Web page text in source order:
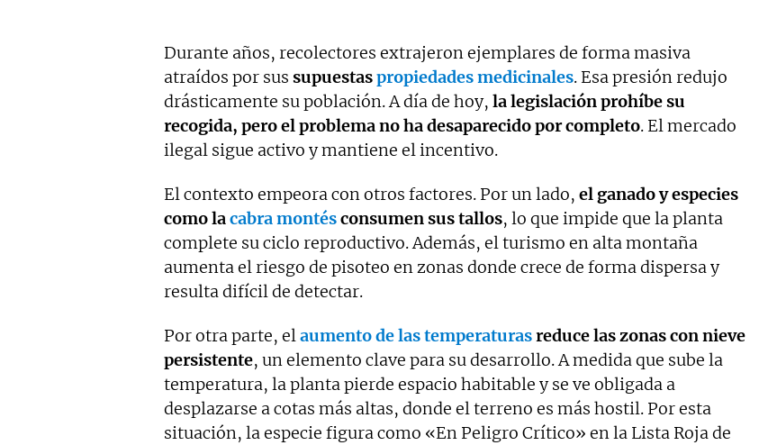
Durante años, recolectores extrajeron ejemplares de forma masiva
atraídos por sus supuestaspropiedades medicinales. Esa presión redujo
drásticamente su población. A día de hoy, la legislación prohíbe su
recogida, pero el problema no ha desaparecido por completo. El mercado
ilegal sigue activo y mantiene el incentivo.
El contexto empeora con otros factores. Por un lado, el ganado y especies
como lacabra montésconsumen sus tallos, lo que impide que la planta
complete su ciclo reproductivo. Además, el turismo en alta montaña
aumenta el riesgo de pisoteo en zonas donde crece de forma dispersa y
resulta difícil de detectar.
Por otra parte, elaumento de las temperaturasreduce las zonas con nieve
persistente, un elemento clave para su desarrollo. A medida que sube la
temperatura, la planta pierde espacio habitable y se ve obligada a
desplazarse a cotas más altas, donde el terreno es más hostil. Por esta
situación, la especie figura como «En Peligro Crítico» en la Lista Roja de